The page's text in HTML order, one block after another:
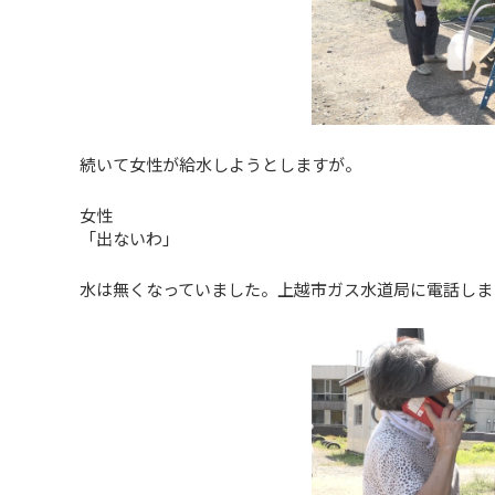
続いて女性が給水しようとしますが。
女性
「出ないわ」
水は無くなっていました。上越市ガス水道局に電話し